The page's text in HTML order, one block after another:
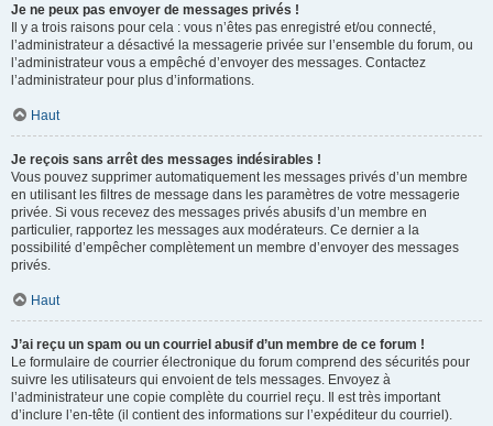
Je ne peux pas envoyer de messages privés !
Il y a trois raisons pour cela : vous n’êtes pas enregistré et/ou connecté,
l’administrateur a désactivé la messagerie privée sur l’ensemble du forum, ou
l’administrateur vous a empêché d’envoyer des messages. Contactez
l’administrateur pour plus d’informations.
Haut
Je reçois sans arrêt des messages indésirables !
Vous pouvez supprimer automatiquement les messages privés d’un membre
en utilisant les filtres de message dans les paramètres de votre messagerie
privée. Si vous recevez des messages privés abusifs d’un membre en
particulier, rapportez les messages aux modérateurs. Ce dernier a la
possibilité d’empêcher complètement un membre d’envoyer des messages
privés.
Haut
J’ai reçu un spam ou un courriel abusif d’un membre de ce forum !
Le formulaire de courrier électronique du forum comprend des sécurités pour
suivre les utilisateurs qui envoient de tels messages. Envoyez à
l’administrateur une copie complète du courriel reçu. Il est très important
d’inclure l’en-tête (il contient des informations sur l’expéditeur du courriel).